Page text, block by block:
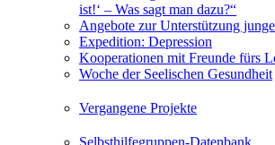
ist!‘ – Was sagt man dazu?“
Angebote zur Unterstützung
Expedition: Depression
Kooperationen mit Freunde fürs
Woche der Seelischen Gesundheit
Vergangene Projekte
Selbsthilfegruppen-Datenbank